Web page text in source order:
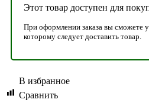
Этот товар доступен для
При оформлении заказа вы сможете
которому следует доставить товар.
В избранное
Сравнить